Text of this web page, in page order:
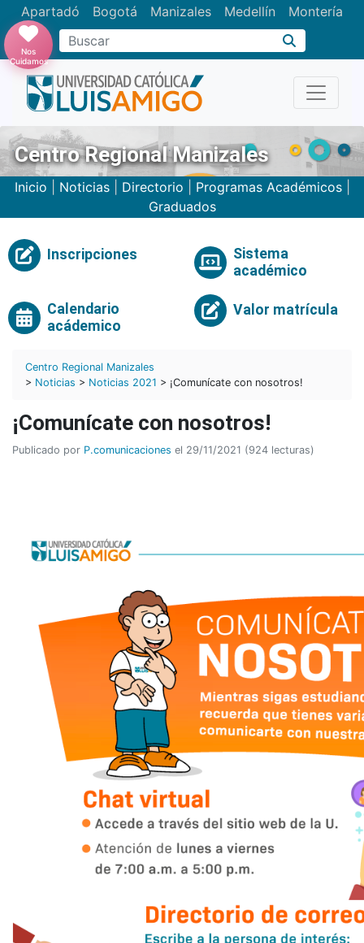
Apartadó Bogotá Manizales Medellín Montería
Nos
Cuidamos
Centro Regional Manizales
Inicio Noticias| Directorio Programas Académicos|
Graduados
Inscripciones
Sistema
académico
Calendario
acádemico
Valor matrícula
Centro Regional Manizales
> Noticias > Noticias 2021 > ¡Comunícate con nosotros!
¡Comunícate con nosotros!
Publicado por P.comunicaciones el 29/11/2021 (924 lecturas)